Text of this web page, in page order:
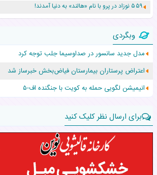
۵۵۹ نوزاد در پرو با نام «هالند» به دنیا آمدند!
افزایش قد این دختر، چند میلیون دلار برای پدرش خرج داشته
حرکت غیرقانونی یک پرستار، جان دوقلوها را نجات داد!
عجیب‌ترین تولد در ۵/۵/۵ امسال که همه را شوکه کرد!
وبگردی
مدل جدید سانسور در صداوسیما جلب توجه کرد
اعتراض پرستاران بیمارستان فیاض‌بخش خبرساز شد
انیمیشن لگویی حمله به کویت با جنگنده اف-۵
برای ارسال نظر کلیک کنید
نام: